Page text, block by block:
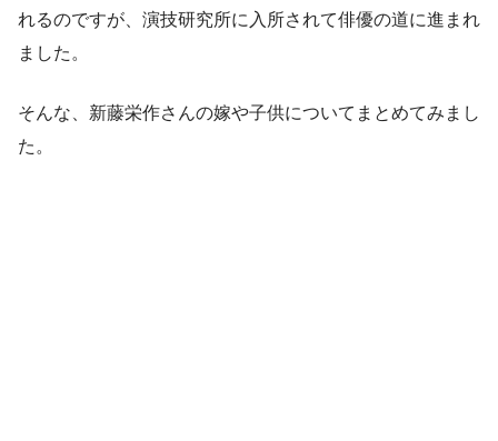
れるのですが、演技研究所に入所されて俳優の道に進まれ
ました。
そんな、新藤栄作さんの嫁や子供についてまとめてみまし
た。